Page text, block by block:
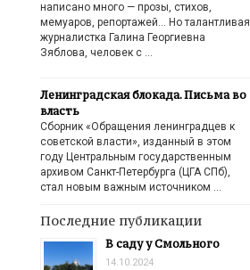
написано много — прозы, стихов,
мемуаров, репортажей… Но талантливая
журналистка Галина Георгиевна
Зяблова, человек с …
Ленинградская блокада. Письма во
власть
Сборник «Обращения ленинградцев к
советской власти», изданный в этом
году Центральным государственным
архивом Санкт-Петербурга (ЦГА СПб),
стал новым важным источником …
Последние публикации
В саду у Смольного
14.10.2024